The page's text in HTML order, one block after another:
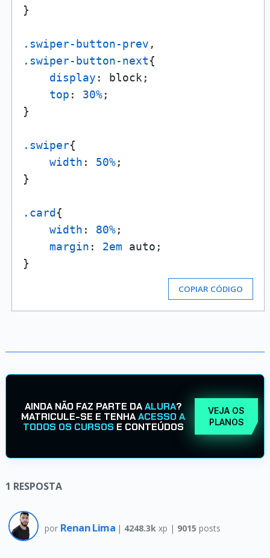
}
.swiper-button-prev
.swiper-button-next{
display : block;
top : 30%;
}
.swiper{
width : 50%;
}
.card {
width : 80%;
margin : 2em auto;
COPIAR CÓDIGO
AINDA NÃO FAZ PARTE DAALURA?
MATRICULE-SE E TENHAACESSO A
TODOS OS CURSOS E CONTEÚDOS
VEJA OS
PLANOS
1 RESPOSTA
por Renan Lima | 4248.3k xp | 9015 posts